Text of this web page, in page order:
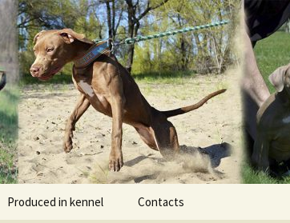
ADBA registered. APBT puppies
Produced in kennel Contacts